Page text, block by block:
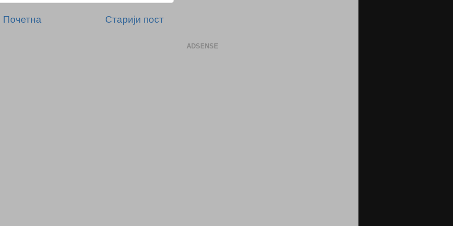
Старији пост
Почетна
ADSENSE